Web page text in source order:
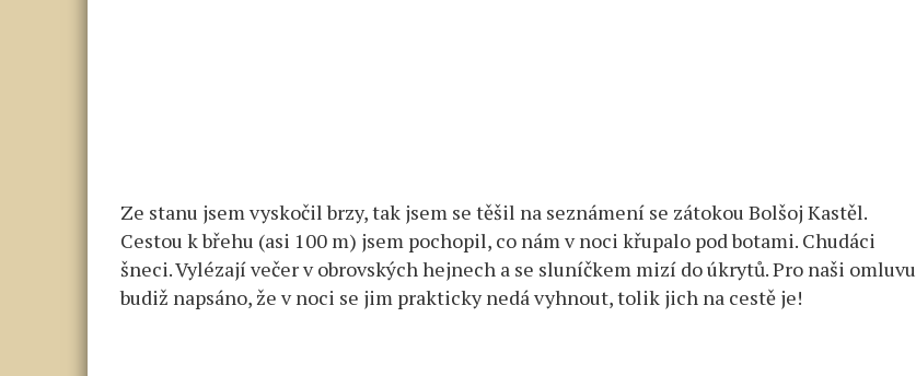
Ze stanu jsem vyskočil brzy, tak jsem se těšil na seznámení se zátokou Bolšoj Kastěl.
Cestou k břehu (asi 100 m) jsem pochopil, co nám v noci křupalo pod botami. Chudáci
šneci. Vylézají večer v obrovských hejnech a se sluníčkem mizí do úkrytů. Pro naši omluvu
budiž napsáno, že v noci se jim prakticky nedá vyhnout, tolik jich na cestě je!